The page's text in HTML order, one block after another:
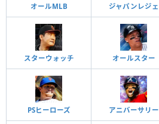
オールMLB ジャパンレジェ
スターウォッチ オールスター
PSヒーローズ アニバーサリー